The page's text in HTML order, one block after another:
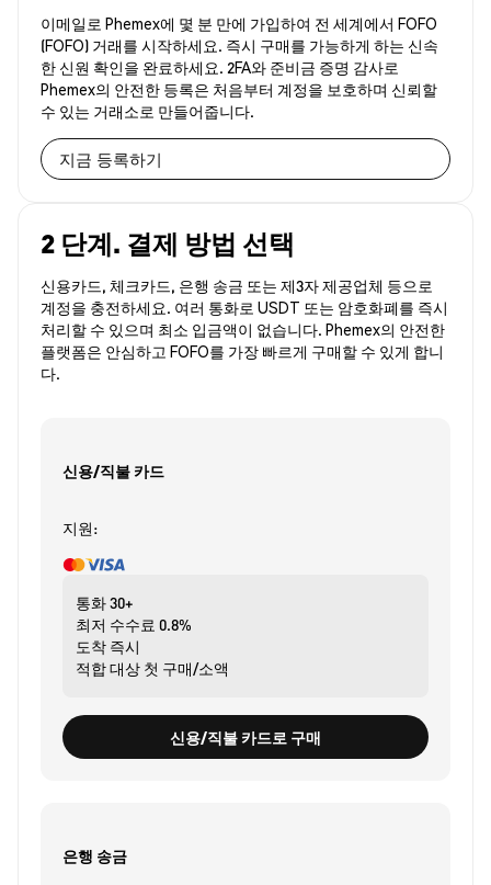
이메일로 Phemex에 몇 분 만에 가입하여 전 세계에서 FOFO
(FOFO) 거래를 시작하세요. 즉시 구매를 가능하게 하는 신속
한 신원 확인을 완료하세요. 2FA와 준비금 증명 감사로
Phemex의 안전한 등록은 처음부터 계정을 보호하며 신뢰할
수 있는 거래소로 만들어줍니다.
지금 등록하기
2 단계. 결제 방법 선택
신용카드, 체크카드, 은행 송금 또는 제3자 제공업체 등으로
계정을 충전하세요. 여러 통화로 USDT 또는 암호화폐를 즉시
처리할 수 있으며 최소 입금액이 없습니다. Phemex의 안전한
플랫폼은 안심하고 FOFO를 가장 빠르게 구매할 수 있게 합니
다.
신용/직불 카드
지원:
통화30+
최저 수수료 0.8%
도착 즉시
적합 대상 첫 구매/소액
신용/직불 카드로 구매
은행 송금